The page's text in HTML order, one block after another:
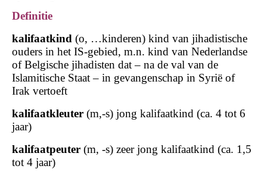
Definitie
kalifaatkind (o, …kinderen) kind van jihadistische
ouders in het IS-gebied, m.n. kind van Nederlandse
of Belgische jihadisten dat – na de val van de
Islamitische Staat – in gevangenschap in Syrië of
Irak vertoeft
kalifaatkleuter (m,-s) jong kalifaatkind (ca. 4 tot 6
jaar)
kalifaatpeuter (m, -s) zeer jong kalifaatkind (ca. 1,5
tot 4 jaar)